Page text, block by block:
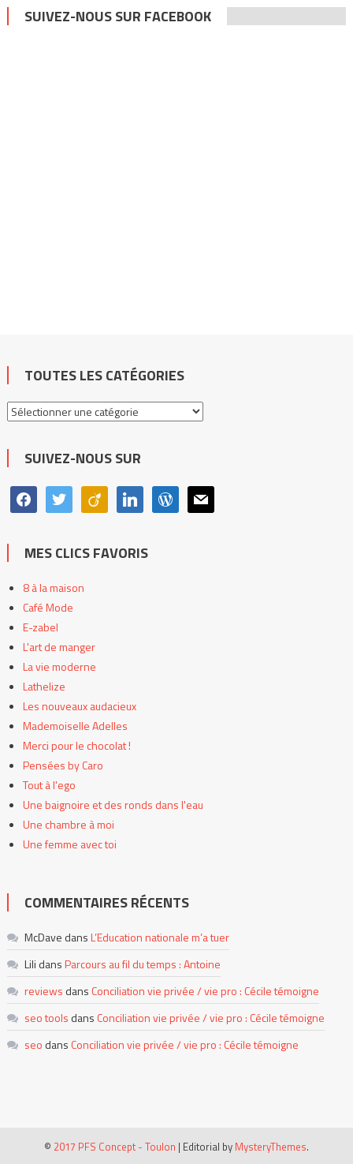
SUIVEZ-NOUS SUR FACEBOOK
TOUTES LES CATÉGORIES
Toutes
catégories
SUIVEZ-NOUS SUR
facebooktwitter viadeo linkedin wordpress
mail
MES CLICS FAVORIS
8 à la maison
Café Mode
E-zabel
L'art de manger
La vie moderne
Lathelize
Les nouveaux audacieux
Mademoiselle Adelles
Merci pour le chocolat !
Pensées by Caro
Tout à l'ego
Une baignoire et des ronds dans l'eau
Une chambre à moi
Une femme avec toi
COMMENTAIRES RÉCENTS
McDave dansL’Education nationale m’a tuer
Lili dansParcours au fil du temps : Antoine
reviews dans Conciliation vie privée / vie pro : Cécile témoigne
seo tools dans Conciliation vie privée / vie pro : Cécile témoigne
seo dans Conciliation vie privée / vie pro : Cécile témoigne
© 2017 PFS Concept - Toulon | Editorial by MysteryThemes.